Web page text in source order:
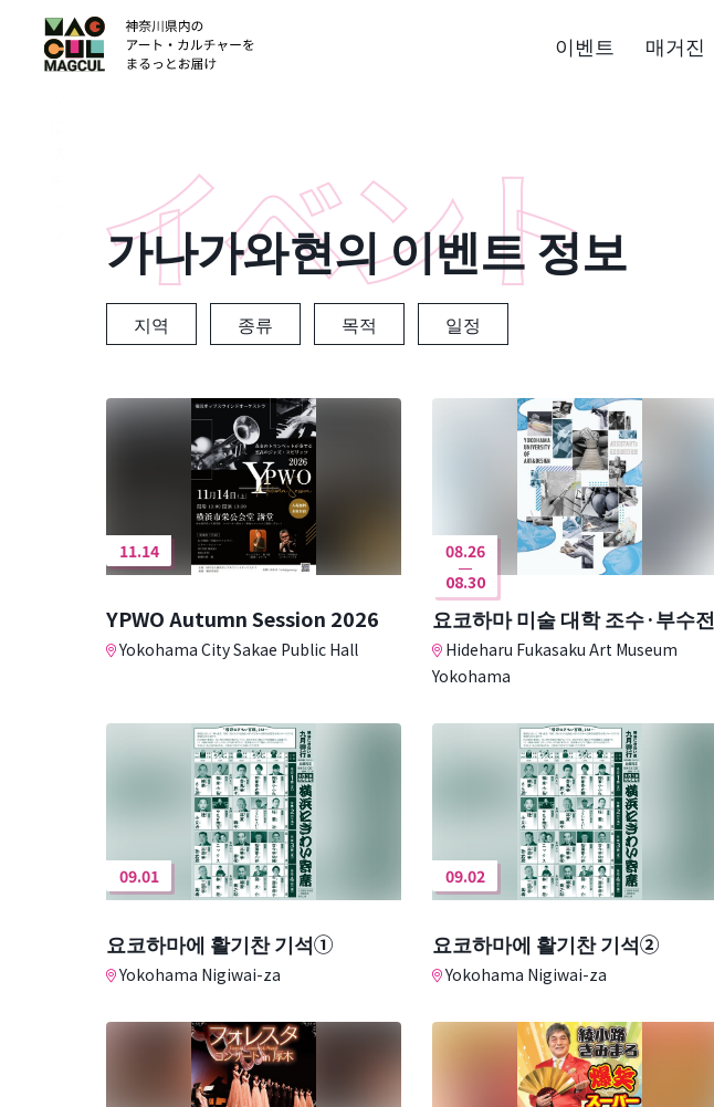
이벤트 매거진
ン
テ
ン
가나가와현의 이벤트 정보
지역 종류 목적 일정
11.14
YPWO Autumn Session 2026
Yokohama City Sakae Public Hall
08.26
08.30
요코하마 미술 대학 조수·부수전
Hideharu Fukasaku Art Museum
Yokohama
09.01
요코하마에 활기찬 기석①
Yokohama Nigiwai-za
09.02
요코하마에 활기찬 기석②
Yokohama Nigiwai-za